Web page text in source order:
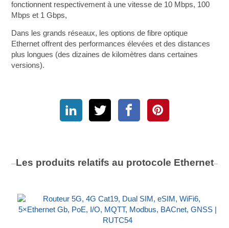
fonctionnent respectivement à une vitesse de 10 Mbps, 100
Mbps et 1 Gbps,
Dans les grands réseaux, les options de fibre optique
Ethernet offrent des performances élevées et des distances
plus longues (des dizaines de kilomètres dans certaines
versions).
Les produits relatifs au protocole Ethernet